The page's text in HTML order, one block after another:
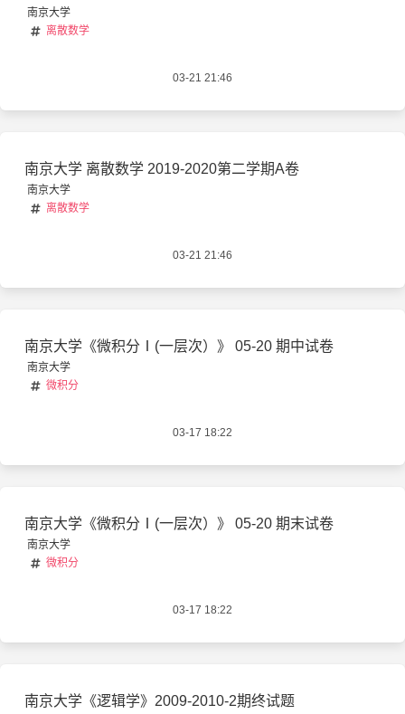
南京大学
离散数学
03-21 21:46
南京大学 离散数学 2019-2020第二学期A卷
南京大学
离散数学
03-21 21:46
南京大学《微积分Ⅰ(一层次）》 05-20 期中试卷
南京大学
微积分
03-17 18:22
南京大学《微积分Ⅰ(一层次）》 05-20 期末试卷
南京大学
微积分
03-17 18:22
南京大学《逻辑学》2009-2010-2期终试题